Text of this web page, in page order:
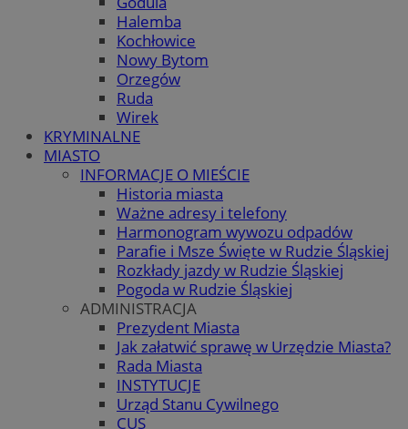
Halemba
Kochłowice
Nowy Bytom
Orzegów
Ruda
Wirek
KRYMINALNE
MIASTO
INFORMACJE O MIEŚCIE
Historia miasta
Ważne adresy i telefony
Harmonogram wywozu odpadów
Parafie i Msze Święte w Rudzie Śląskiej
Rozkłady jazdy w Rudzie Śląskiej
Pogoda w Rudzie Śląskiej
ADMINISTRACJA
Prezydent Miasta
Jak załatwić sprawę w Urzędzie Miasta?
Rada Miasta
INSTYTUCJE
Urząd Stanu Cywilnego
CUS